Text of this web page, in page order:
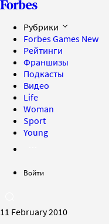
Рубрики
Forbes Games New
Рейтинги
Франшизы
Подкасты
Видео
Life
Woman
Sport
Young
Войти
11 February 2010